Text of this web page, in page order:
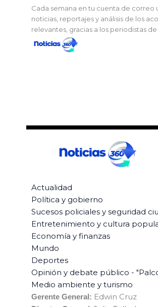
Cada semana en tu cuenta de correo
noticias, reportajes y análisis de los
relevantes, gracias a los periodistas de
Actualidad
Política y gobierno
Sucesos policiales y seguridad
Entretenimiento y cultura
Economía y finanzas
Mundo
Deportes
Opinión y debate público -
Medio ambiente y turismo
Gerente General: Edwin Cruz